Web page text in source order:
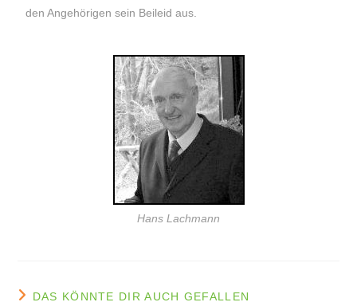
den Angehörigen sein Beileid aus.
Hans Lachmann
DAS KÖNNTE DIR AUCH GEFALLEN